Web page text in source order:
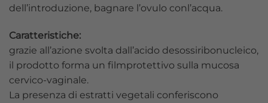
dell’introduzione, bagnare l’ovulo conl’acqua.
Caratteristiche:
grazie all’azione svolta dall’acido desossiribonucleico,
il prodotto forma un filmprotettivo sulla mucosa
cervico-vaginale.
La presenza di estratti vegetali conferiscono